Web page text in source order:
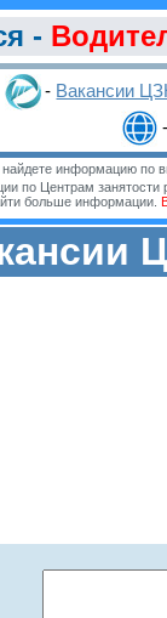
-
- Вакансии
информацию по
по Центрам занятости
больше информации.